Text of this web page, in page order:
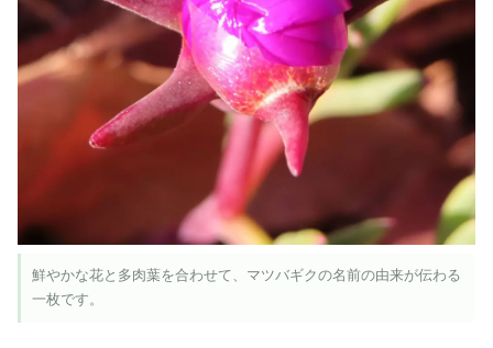
鮮やかな花と多肉葉を合わせて、マツバギクの名前の由来が伝わる
一枚です。